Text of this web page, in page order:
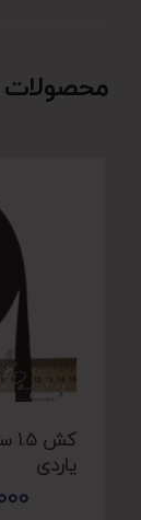
محصولات
یاردی